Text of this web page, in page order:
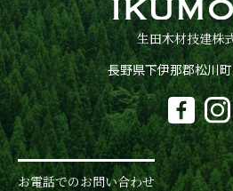
生田木材技建株
長野県下伊那郡松川
お電話でのお問い合わせ